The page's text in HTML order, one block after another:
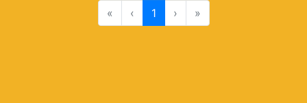
« ‹ 1 › »